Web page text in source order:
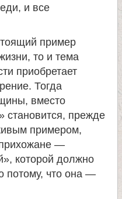
и все
пример
то и тема
приобретает
Тогда
вместо
становится, прежде
примером,
—
которой должно
потому, что она —